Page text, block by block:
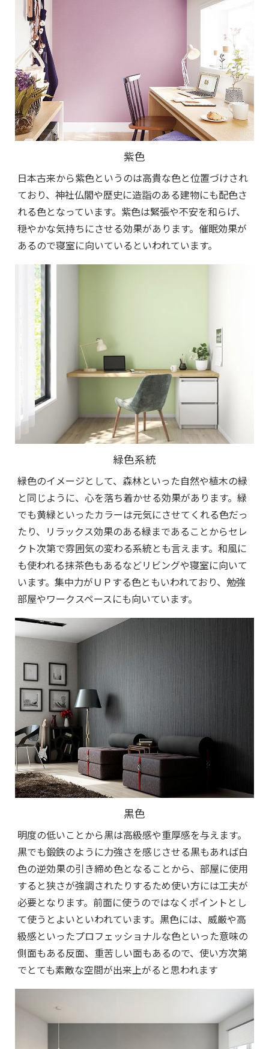
紫色
日本古来から紫色というのは高貴な色と位置づけされ
ており、神社仏閣や歴史に造詣のある建物にも配色さ
れる色となっています。紫色は緊張や不安を和らげ、
穏やかな気持ちにさせる効果があります。催眠効果が
あるので寝室に向いているといわれています。
緑色系統
緑色のイメージとして、森林といった自然や植木の緑
と同じように、心を落ち着かせる効果があります。緑
でも黄緑といったカラーは元気にさせてくれる色だっ
たり、リラックス効果のある緑まであることからセレ
クト次第で雰囲気の変わる系統とも言えます。和風に
も使われる抹茶色もあるなどリビングや寝室に向いて
います。集中力がＵＰする色ともいわれており、勉強
部屋やワークスペースにも向いています。
黒色
明度の低いことから黒は高級感や重厚感を与えます。
黒でも鍛鉄のように力強さを感じさせる黒もあれば白
色の逆効果の引き締め色となることから、部屋に使用
すると狭さが強調されたりするため使い方には工夫が
必要となります。前面に使うのではなくポイントとし
て使うとよいといわれています。黒色には、威厳や高
級感といったプロフェッショナルな色といった意味の
側面もある反面、重苦しい面もあるので、使い方次第
でとても素敵な空間が出来上がると思われます